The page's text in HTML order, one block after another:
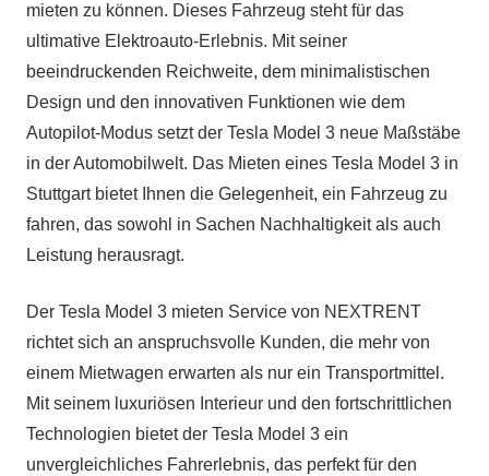
mieten zu können. Dieses Fahrzeug steht für das
ultimative Elektroauto-Erlebnis. Mit seiner
beeindruckenden Reichweite, dem minimalistischen
Design und den innovativen Funktionen wie dem
Autopilot-Modus setzt der Tesla Model 3 neue Maßstäbe
in der Automobilwelt. Das Mieten eines Tesla Model 3 in
Stuttgart bietet Ihnen die Gelegenheit, ein Fahrzeug zu
fahren, das sowohl in Sachen Nachhaltigkeit als auch
Leistung herausragt.
Der Tesla Model 3 mieten Service von NEXTRENT
richtet sich an anspruchsvolle Kunden, die mehr von
einem Mietwagen erwarten als nur ein Transportmittel.
Mit seinem luxuriösen Interieur und den fortschrittlichen
Technologien bietet der Tesla Model 3 ein
unvergleichliches Fahrerlebnis, das perfekt für den